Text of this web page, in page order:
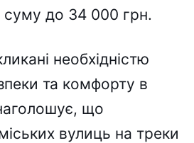
до 34 000 грн.
необхідністю
та комфорту в
що
вулиць на треки